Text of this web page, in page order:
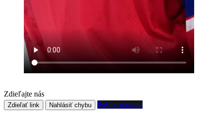
Zdieľajte nás
Zdieľať link Nahlásiť chybu Pošlite nám tip